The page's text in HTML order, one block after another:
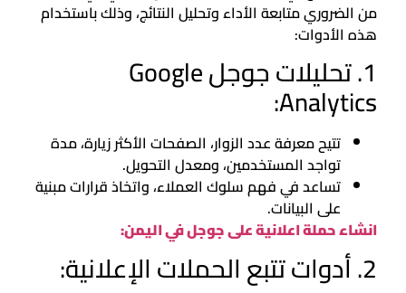
من الضروري متابعة الأداء وتحليل النتائج، وذلك باستخدام
هذه الأدوات:
1. تحليلات جوجل Google
Analytics:
تتيح معرفة عدد الزوار، الصفحات الأكثر زيارة، مدة
تواجد المستخدمين، ومعدل التحويل.
تساعد في فهم سلوك العملاء، واتخاذ قرارات مبنية
على البيانات.
انشاء حملة اعلانية على جوجل في اليمن:
2. أدوات تتبع الحملات الإعلانية: